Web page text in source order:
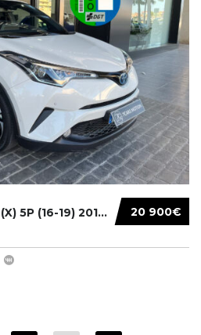
20 900€
TOYOTA C-HR HYBRID (X) 5P (16-19) 2019...